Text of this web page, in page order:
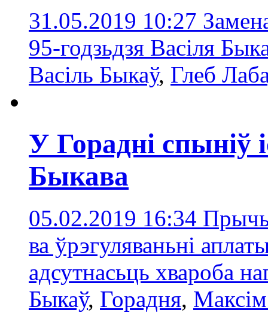
31.05.2019 10:27
95-годзьдзя Васіля
Васіль Быкаў, Глеб
У Горадні спыніў
Быкава
05.02.2019 16:34
ва ўрэгуляваньні
адсутнасьць хвароба
Быкаў, Горадня, Максім